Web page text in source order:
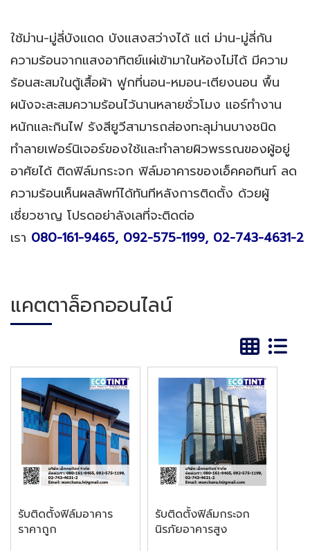
ใช้ม่าน-มู่ลี่บังแดด บังแสงสว่างได้ แต่ ม่าน-มู่ลี่กัน
ความร้อนจากแสงอาทิตย์แผ่เข้ามาในห้องไม่ได้ มีความ
ร้อนสะสมในตู้เสื้อผ้า ฟูกที่นอน-หมอน-เตียงนอน พื้น
ผนังจะสะสมความร้อนไว้นานหลายชั่วโมง แอร์ทำงาน
หนักและกินไฟ รังสียูวีสามารถส่องทะลุม่านบางชนิด
ทำลายเฟอร์นิเจอร์ของใช้และทำลายผิวพรรณของผู้อยู่
อาศัยได้ ติดฟิล์มกระจก ฟิล์มอาคารของเอ็คคอทินท์ ลด
ความร้อนเห็นผลลัพท์ได้ทันทีหลังการติดตั้ง ด้วยผู้
เชี่ยวชาญ โปรดอย่าลังเลที่จะติดต่อ
เรา 080-161-9465, 092-575-1199, 02-743-4631-2
แคตตาล็อกออนไลน์
รับติดตั้งฟิล์มอาคาร
ราคาถูก
รับติดตั้งฟิล์มกระจก
นิรภัยอาคารสูง